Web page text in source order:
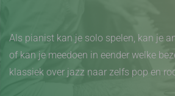
Als pianist kan je solo spelen, kan je
of kan je meedoen in eender welke
klassiek over jazz naar zelfs pop en